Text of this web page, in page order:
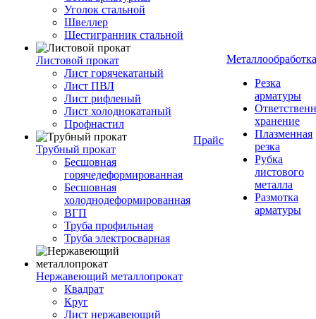
Уголок стальной
Швеллер
Шестигранник стальной
Листовой прокат
Лист горячекатаный
Лист ПВЛ
Лист рифленый
Лист холоднокатаный
Профнастил
Трубный прокат
Бесшовная
горячедеформированная
Бесшовная
холоднодеформированная
ВГП
Труба профильная
Труба электросварная
Нержавеющий металлопрокат
Квадрат
Круг
Лист нержавеющий
Прайс
Металлообработка
Резка
арматуры
хранение
Плазменная
резка
Рубка
листового
металла
Размотка
арматуры